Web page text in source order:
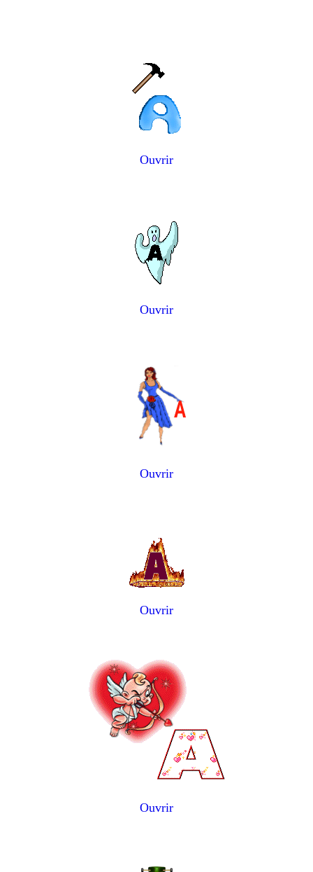
Ouvrir
Ouvrir
Ouvrir
Ouvrir
Ouvrir